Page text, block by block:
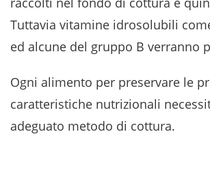
Tuttavia vitamine idrosolubili
ed alcune del gruppo B verranno
Ogni alimento per preservare le
caratteristiche nutrizionali
adeguato metodo di cottura.